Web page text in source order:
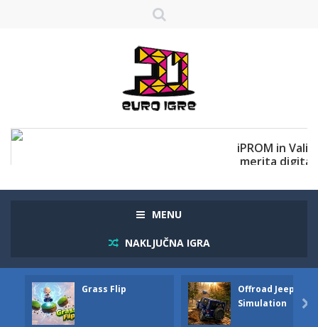
MENU
NAKLJUČNA IGRA
Grass Flip
Offroad Jeep
Simulation
